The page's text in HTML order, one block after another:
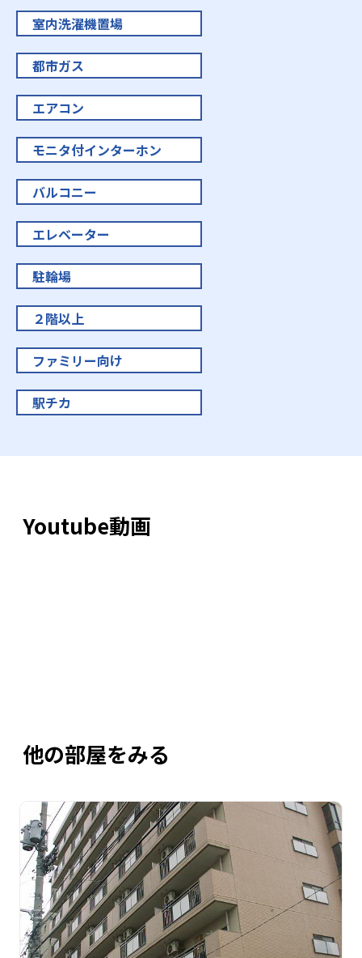
室内洗濯機置場
都市ガス
エアコン
モニタ付インターホン
バルコニー
エレベーター
駐輪場
２階以上
ファミリー向け
駅チカ
Youtube動画
他の部屋をみる